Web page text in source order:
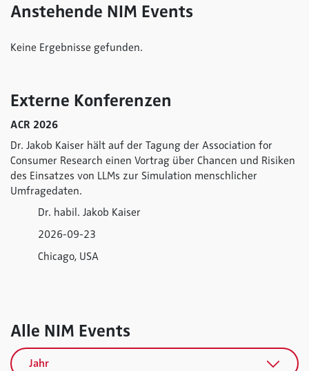
Anstehende NIM Events
Keine Ergebnisse gefunden.
Externe Konferenzen
ACR 2026
Dr. Jakob Kaiser hält auf der Tagung der Association for
Consumer Research einen Vortrag über Chancen und Risiken
des Einsatzes von LLMs zur Simulation menschlicher
Umfragedaten.
Dr. habil. Jakob Kaiser
2026-09-23
Chicago, USA
Alle NIM Events
Jahr